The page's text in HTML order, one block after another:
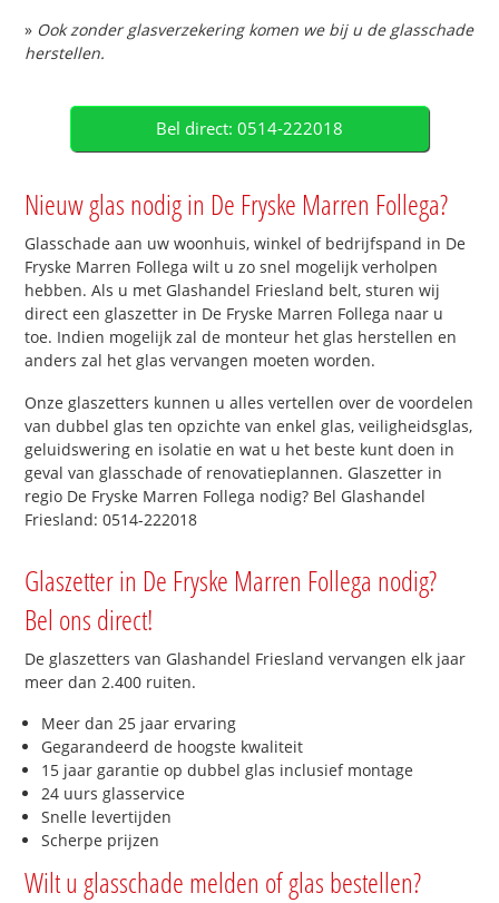
» Ook zonder glasverzekering komen we bij u de glasschade
herstellen.
Bel direct: 0514-222018
Nieuw glas nodig in De Fryske Marren Follega?
Glasschade aan uw woonhuis, winkel of bedrijfspand in De
Fryske Marren Follega wilt u zo snel mogelijk verholpen
hebben. Als u met Glashandel Friesland belt, sturen wij
direct een glaszetter in De Fryske Marren Follega naar u
toe. Indien mogelijk zal de monteur het glas herstellen en
anders zal het glas vervangen moeten worden.
Onze glaszetters kunnen u alles vertellen over de voordelen
van dubbel glas ten opzichte van enkel glas, veiligheidsglas,
geluidswering en isolatie en wat u het beste kunt doen in
geval van glasschade of renovatieplannen. Glaszetter in
regio De Fryske Marren Follega nodig? Bel Glashandel
Friesland: 0514-222018
Glaszetter in De Fryske Marren Follega nodig?
Bel ons direct!
De glaszetters van Glashandel Friesland vervangen elk jaar
meer dan 2.400 ruiten.
Meer dan 25 jaar ervaring
Gegarandeerd de hoogste kwaliteit
15 jaar garantie op dubbel glas inclusief montage
24 uurs glasservice
Snelle levertijden
Scherpe prijzen
Wilt u glasschade melden of glas bestellen?